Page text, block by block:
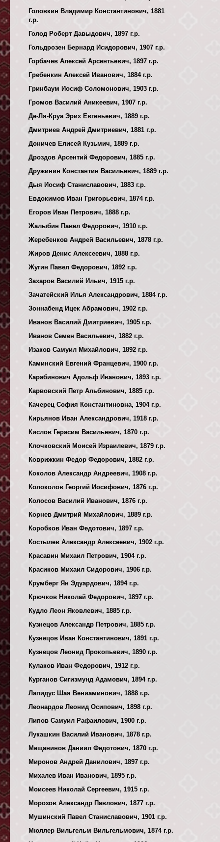
Головкин Владимир Константинович, 1881
г.р.
Голод Роберт Давыдович, 1897 г.р.
Гольдрозен Бернард Исидорович, 1907 г.р.
Горбачев Алексей Арсентьевич, 1897 г.р.
Гребенкин Алексей Иванович, 1884 г.р.
Гринбаум Иосиф Соломонович, 1903 г.р.
Громов Василий Аникеевич, 1907 г.р.
Де-Ля-Круа Эрих Евгеньевич, 1889 г.р.
Дмитриев Андрей Дмитриевич, 1881 г.р.
Доничев Елисей Кузьмич, 1889 г.р.
Дроздов Арсентий Федорович, 1885 г.р.
Дружинин Константин Васильевич, 1889 г.р.
Дыя Иосиф Станиславович, 1883 г.р.
Евдокимов Иван Григорьевич, 1874 г.р.
Егоров Иван Петрович, 1888 г.р.
Жалыбин Павел Федорович, 1910 г.р.
Жеребенков Андрей Васильевич, 1878 г.р.
Жиров Денис Алексеевич, 1888 г.р.
Жугин Павел Федорович, 1892 г.р.
Захаров Василий Ильич, 1915 г.р.
Зачатейский Илья Александрович, 1884 г.р.
Зоннабенд Ицек Абрамович, 1902 г.р.
Иванов Василий Дмитриевич, 1905 г.р.
Иванов Семен Васильевич, 1882 г.р.
Изаков Самуил Михайлович, 1892 г.р.
Каминский Евгений Францевич, 1900 г.р.
Карабинович Адольф Иванович, 1893 г.р.
Карвовский Петр Альбинович, 1885 г.р.
Качерец София Константиновна, 1904 г.р.
Кирьянов Иван Александрович, 1918 г.р.
Кислов Герасим Васильевич, 1870 г.р.
Клочковский Моисей Израилевич, 1879 г.р.
Коврижкин Федор Федорович, 1882 г.р.
Коколов Александр Андреевич, 1908 г.р.
Колоколов Георгий Иосифович, 1876 г.р.
Колосов Василий Иванович, 1876 г.р.
Корнев Дмитрий Михайлович, 1889 г.р.
Коробков Иван Федотович, 1897 г.р.
Костылев Александр Алексеевич, 1902 г.р.
Красавин Михаил Петрович, 1904 г.р.
Красиков Михаил Сидорович, 1906 г.р.
Крумберг Ян Эдуардович, 1894 г.р.
Крючков Николай Федорович, 1897 г.р.
Кудло Леон Яковлевич, 1885 г.р.
Кузнецов Александр Петрович, 1885 г.р.
Кузнецов Иван Константинович, 1891 г.р.
Кузнецов Леонид Прокопьевич, 1890 г.р.
Кулаков Иван Федорович, 1912 г.р.
Курганов Сигизмунд Адамович, 1894 г.р.
Лапидус Шая Вениаминович, 1888 г.р.
Леонардов Леонид Осипович, 1898 г.р.
Липов Самуил Рафаилович, 1900 г.р.
Лукашкин Василий Иванович, 1878 г.р.
Мещанинов Даниил Федотович, 1870 г.р.
Миронов Андрей Данилович, 1897 г.р.
Михалев Иван Иванович, 1895 г.р.
Моисеев Николай Сергеевич, 1915 г.р.
Морозов Александр Павлович, 1877 г.р.
Мушинский Павел Станиславович, 1901 г.р.
Мюллер Вильгельм Вильгельмович, 1874 г.р.